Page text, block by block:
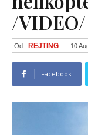
/VIDEO/
Od REJTING - 10
Facebook